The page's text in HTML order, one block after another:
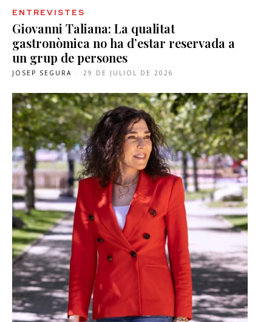
ENTREVISTES
Giovanni Taliana: La qualitat
gastronòmica no ha d’estar reservada a
un grup de persones
JOSEP SEGURA - 29 DE JULIOL DE 2026